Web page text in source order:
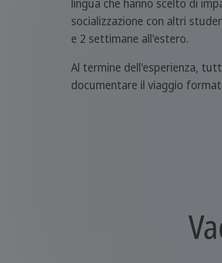
lingua che hanno scelto di
socializzazione con altri
e 2 settimane all'estero.
Al termine dell'esperienza,
documentare il viaggio